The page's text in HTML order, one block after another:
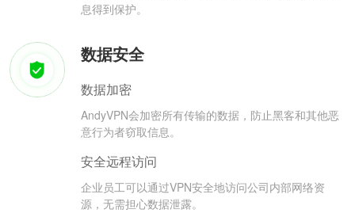
息得到保护。
数据安全
数据加密
AndyVPN会加密所有传输的数据，防止黑客和其他恶
意行为者窃取信息。
安全远程访问
企业员工可以通过VPN安全地访问公司内部网络资
源，无需担心数据泄露。